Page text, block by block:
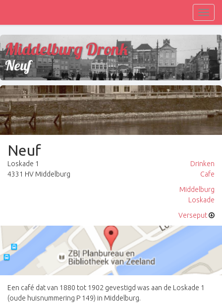
Middelburg Dronk
Neuf
Neuf
Loskade 1
4331 HV Middelburg
Drinken
Cafe
Middelburg
Loskade
Verseput
Een café dat van 1880 tot 1902 gevestigd was aan de Loskade 1
(oude huisnummering P 149) in Middelburg.